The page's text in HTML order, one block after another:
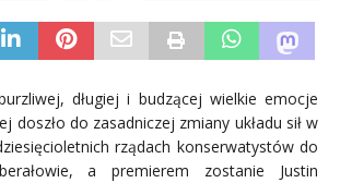
długiej i budzącej wielkie emocje
doszło do zasadniczej zmiany układu sił w
rządach konserwatystów do
a premierem zostanie Justin